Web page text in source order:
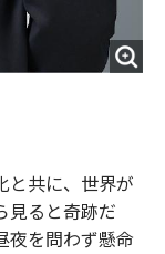
と共に、世界が
見ると奇跡だ
夜を問わず懸命